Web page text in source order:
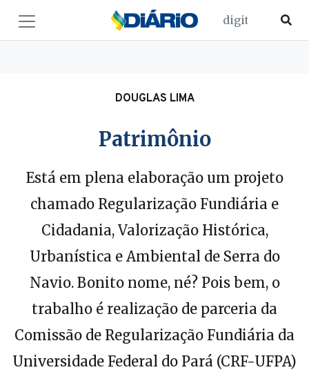
DOUGLAS LIMA
Patrimônio
Está em plena elaboração um projeto
chamado Regularização Fundiária e
Cidadania, Valorização Histórica,
Urbanística e Ambiental de Serra do
Navio. Bonito nome, né? Pois bem, o
trabalho é realização de parceria da
Comissão de Regularização Fundiária da
Universidade Federal do Pará (CRF-UFPA)